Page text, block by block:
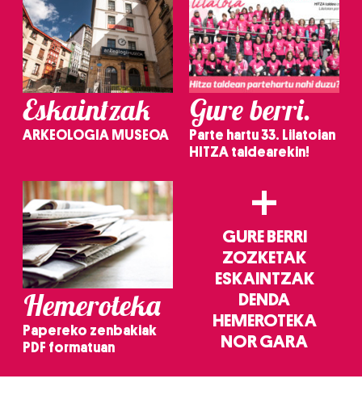
Eskaintzak
ARKEOLOGIA MUSEOA
Gure berri.
Parte hartu 33. Lilatoian
HITZA taldearekin!
Hemeroteka
Papereko zenbakiak
PDF formatuan
+
GURE BERRI
ZOZKETAK
ESKAINTZAK
DENDA
HEMEROTEKA
NOR GARA